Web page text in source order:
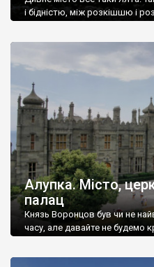
і бідністю, між розкішшю і
Алупка. Місто,
палац
Князь Воронцов був чи не
часу, але давайте не будемо